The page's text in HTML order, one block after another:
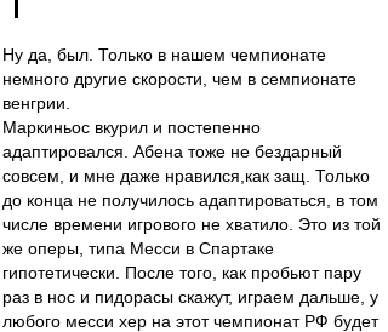
Ну да, был. Только в нашем чемпионате
немного другие скорости, чем в семпионате
венгрии.
Маркиньос вкурил и постепенно
адаптировался. Абена тоже не бездарный
совсем, и мне даже нравился,как защ. Только
до конца не получилось адаптироваться, в том
числе времени игрового не хватило. Это из той
же оперы, типа Месси в Спартаке
гипотетически. После того, как пробьют пару
раз в нос и пидорасы скажут, играем дальше, у
любого месси хер на этот чемпионат РФ будет